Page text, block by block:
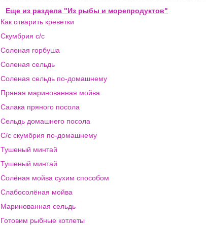
Еще из раздела "Из рыбы и морепродуктов"
Как отварить креветки
Скумбрия с/с
Соленая горбуша
Соленая сельдь
Соленая сельдь по-домашнему
Пряная маринованная мойва
Салака пряного посола
Сельдь домашнего посола
С/с скумбрия по-домашнему
Тушеный минтай
Тушеный минтай
Солёная мойва сухим способом
Слабосолёная мойва
Маринованная сельдь
Готовим рыбные котлеты